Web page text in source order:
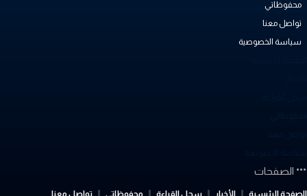
محفوظاتي
تواصل معنا
سياسة الخصوصية
الخصوصية
الصفحات
الرئيسية الأخبار سجل القراءة محفوظاتي تواصل معنا